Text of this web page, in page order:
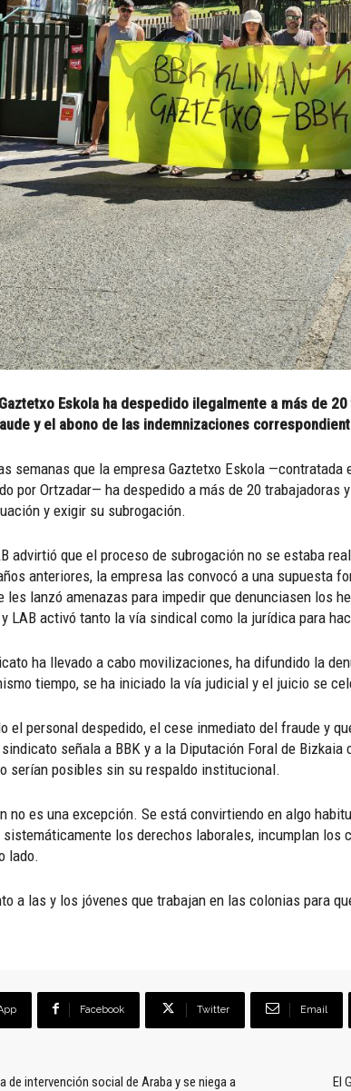
Eskola ha despedido ilegalmente a más de
y el abono de las indemnizaciones
semanas que la empresa Gaztetxo Eskola
por Ortzadar— ha despedido a más de 20
y exigir su subrogación.
advirtió que el proceso de subrogación no se estaba
anteriores, la empresa las convocó a una supuesta
les lanzó amenazas para impedir que denunciasen los
LAB activó tanto la vía sindical como la jurídica para
ha llevado a cabo movilizaciones, ha difundido la
tiempo, se ha iniciado la vía judicial y el juicio se
el personal despedido, el cese inmediato del fraude y
señala a BBK y a la Diputación Foral de
serían posibles sin su respaldo institucional.
no es una excepción. Se está convirtiendo en algo
los derechos laborales, incumplan
lado.
a las y los jóvenes que trabajan en las colonias para
Facebook Twitter Email
de intervención social de Araba y se niega a
El